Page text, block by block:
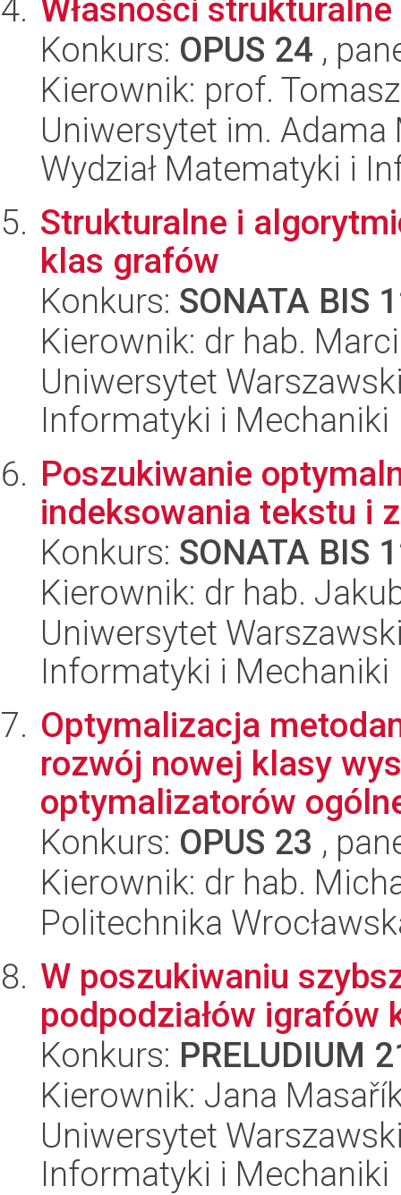
Własności
Konkurs: OPUS 24 ,
Kierownik: prof.
Uniwersytet im.
Wydział Matematyki i
Strukturalne i
klas grafów
Konkurs: SONATA BIS
Kierownik: dr hab.
Uniwersytet
Informatyki i Mechaniki
Poszukiwanie
indeksowania tekstu i
Konkurs: SONATA BIS
Kierownik: dr hab.
Uniwersytet
Informatyki i Mechaniki
Optymalizacja
rozwój nowej klasy
optymalizatorów
Konkurs: OPUS 23 ,
Kierownik: dr hab.
Politechnika
W poszukiwaniu
podpodziałów igrafów
Konkurs: PRELUDIUM
Kierownik: Jana
Uniwersytet
Informatyki i Mechaniki